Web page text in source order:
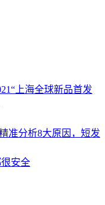
上海全球新品首发
准分析8大原因，短发
安全